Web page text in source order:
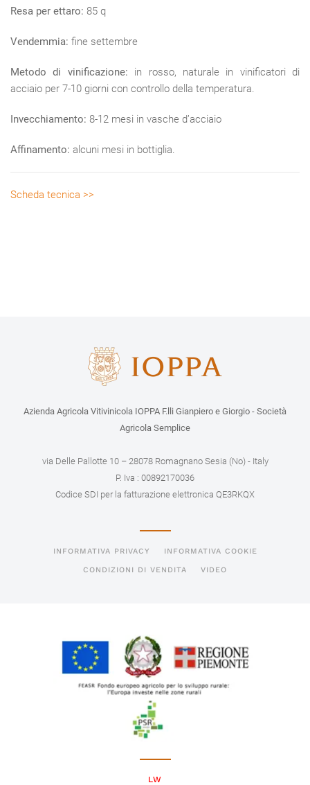
Resa per ettaro: 85 q
Vendemmia: fine settembre
Metodo di vinificazione: in rosso, naturale in vinificatori di
acciaio per 7-10 giorni con controllo della temperatura.
Invecchiamento: 8-12 mesi in vasche d’acciaio
Affinamento: alcuni mesi in bottiglia.
Scheda tecnica >>
Azienda Agricola Vitivinicola IOPPA F.lli Gianpiero e Giorgio - Società
Agricola Semplice
via Delle Pallotte 10 – 28078 Romagnano Sesia (No) - Italy
P. Iva : 00892170036
Codice SDI per la fatturazione elettronica QE3RKQX
INFORMATIVA PRIVACY INFORMATIVA COOKIE
CONDIZIONI DI VENDITA VIDEO
LW